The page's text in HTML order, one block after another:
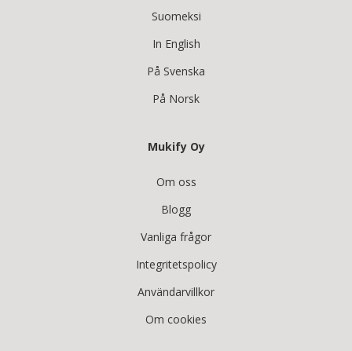
Suomeksi
In English
På Svenska
På Norsk
Mukify Oy
Om oss
Blogg
Vanliga frågor
Integritetspolicy
Användarvillkor
Om cookies